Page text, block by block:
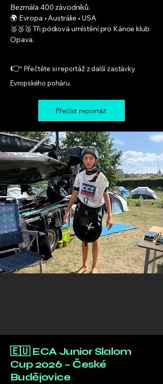
Bezmála 400 závodníků.
🌍 Evropa • Austrálie • USA
🥈🥉🥉 Tři pódiová umístění pro Kánoe klub
Opava.
👉 Přečtěte si reportáž z další zastávky
Evropského poháru.
Přečíst reportáž
🇪🇺 ECA Junior Slalom
Cup 2026 – České
Budějovice